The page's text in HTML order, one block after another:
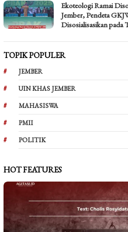
Ekoteologi Ramai
Jember, Pendeta
Disosialisasikan pada
TOPIK POPULER
JEMBER
UIN KHAS JEMBER
MAHASISWA
PMII
POLITIK
HOT FEATURES